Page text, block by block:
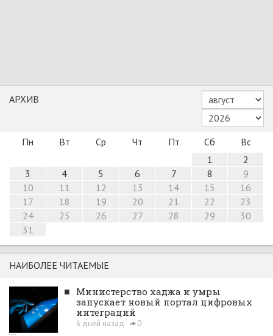
АРХИВ
Пн Вт Ср Чт Пт Сб
Вс
1
2
3
4 5 6 7 8
9
10
11 12 13 14 15
16
17
18 19 20 21 22
23
24
25 26 27 28 29
30
31
НАИБОЛЕЕ ЧИТАЕМЫЕ
■ Министерство хаджа и умры
запускает новый портал цифровых
интеграций
6 дней назад 0